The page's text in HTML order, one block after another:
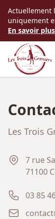
Accès au
Actuellement
uniquement
En savoir
Les Trois
Adresse
7 rue
71100
Téléphone
03 85
E-mail